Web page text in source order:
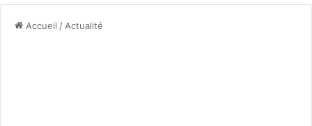
Accueil / Actualité